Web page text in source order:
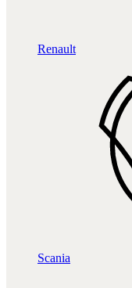
Renault
Scania